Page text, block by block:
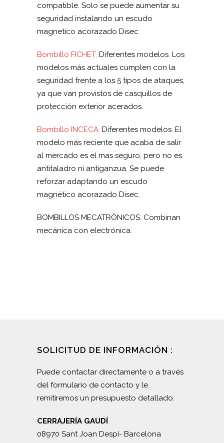
compatible. Solo se puede aumentar su
seguridad instalando un escudo
magnetico acorazado Disec
Bombillo FICHET. Diferentes modelos. Los
modelos más actuales cumplen con la
seguridad frente a los 5 tipos de ataques,
ya que van provistos de casquillos de
protección exterior acerados.
Bombillo INCECA. Diferentes modelos. El
modelo más reciente que acaba de salir
al mercado es el mas seguro, pero no es
antitaladro ni antiganzua. Se puede
reforzar adaptando un escudo
magnético acorazado Disec.
BOMBILLOS MECATRÓNICOS. Combinan
mecánica con electrónica.
SOLICITUD DE INFORMACIÓN :
Puede contactar directamente o a través
del formulario de contacto y le
remitiremos un presupuesto detallado.
CERRAJERÍA GAUDÍ
08970 Sant Joan Despí- Barcelona